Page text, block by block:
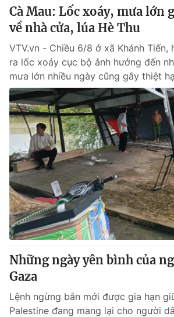
Chuyên mục khác
Emagazine Podcast
Photo
Video Shorts
VTV Money VTV Thể
VTV Sức khoẻ Bất động
Thị trường 24h Tấm
VTV4 Vươn
VTV9
Liên hệ tòa soạn English
Cà Mau: Lốc xoáy, mưa lớn
về nhà cửa, lúa Hè Thu
VTV.vn - Chiều 6/8 ở xã Khánh Tiến,
ra lốc xoáy cục bộ ảnh hưởng đến
mưa lớn nhiều ngày cũng gây thiệt
Những ngày yên bình của
Gaza
Lệnh ngừng bắn mới được gia hạn
Palestine đang mang lại cho người